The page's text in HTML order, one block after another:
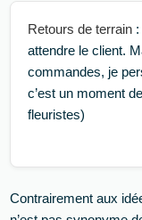
Retours de terrain
attendre le client.
commandes, je
c’est un moment
fleuristes)
Contrairement aux